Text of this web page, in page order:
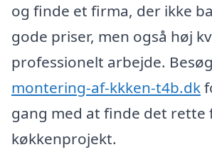
og finde et firma, der ikke
gode priser, men også høj
professionelt arbejde. Besøg
montering-af-kkken-t4b.dk
gang med at finde det rette
køkkenprojekt.